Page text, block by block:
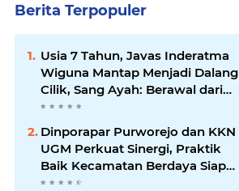
Berita Terpopuler
Usia 7 Tahun, Javas Inderatma
Wiguna Mantap Menjadi Dalang
Cilik, Sang Ayah: Berawal dari
Menonton Wayang di YouTube
Dinporapar Purworejo dan KKN
UGM Perkuat Sinergi, Praktik
Baik Kecamatan Berdaya Siap
Direplikasi